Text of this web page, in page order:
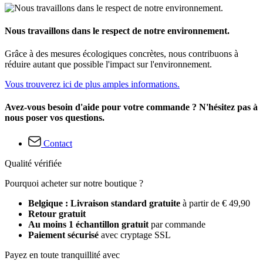
Nous travaillons dans le respect de notre environnement.
Grâce à des mesures écologiques concrètes, nous contribuons à
réduire autant que possible l'impact sur l'environnement.
Vous trouverez ici de plus amples informations.
Avez-vous besoin d'aide pour votre commande ? N'hésitez pas à
nous poser vos questions.
Contact
Qualité vérifiée
Pourquoi acheter sur notre boutique ?
Belgique : Livraison standard gratuite à partir de € 49,90
Retour gratuit
Au moins 1 échantillon gratuit par commande
Paiement sécurisé avec cryptage SSL
Payez en toute tranquillité avec